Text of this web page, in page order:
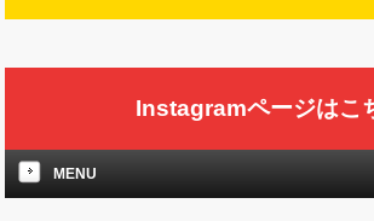
Instagramページはこ
MENU